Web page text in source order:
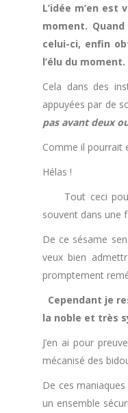
L’idée m’en
moment.
celui-ci, enfin
l’élu du moment.
Cela dans des
appuyées par de
pas avant deux
Comme il pourrait
Hélas !
Tout ceci
souvent dans une
De ce sésame
veux bien
promptement
Cependant je
la noble et très
J’en ai pour
mécanisé des
De ces
un ensemble